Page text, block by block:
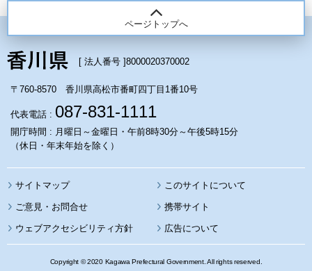
ページトップへ
[ 法人番号 ]8000020370002
〒760-8570 香川県高松市番町四丁目1番10号
代表電話 : 087-831-1111
開庁時間 : 月曜日～金曜日・午前8時30分～午後5時15分
（休日・年末年始を除く）
サイトマップ このサイトについて
携帯サイト
ウェブアクセシビリティ方針 広告について
Copyright © 2020 Kagawa Prefectural Government. All rights reserved.